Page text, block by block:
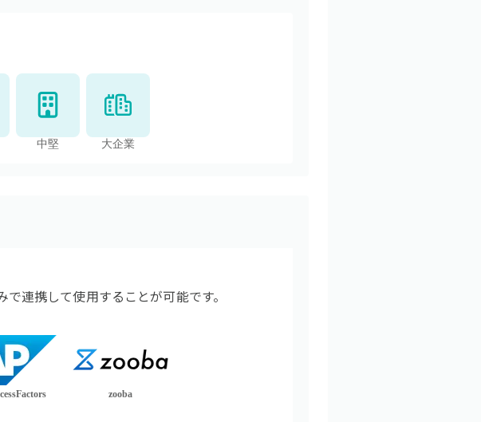
中堅 大企業
連携して使用することが可能です。
zooba